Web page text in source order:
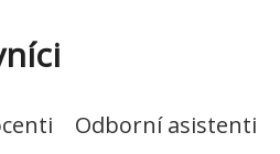
Odborní asistenti